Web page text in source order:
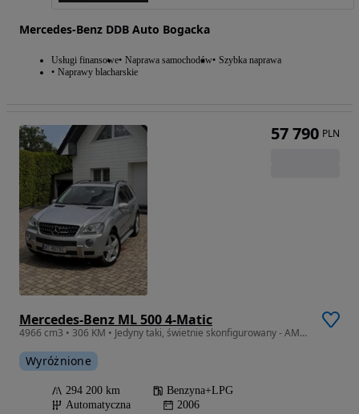
Mercedes-Benz DDB Auto Bogacka
Usługi finansowe Naprawa samochodów Szybka naprawa
Naprawy blacharskie
Mercedes-Benz ML 500 4-Matic
4966 cm3 • 306 KM • Jedyny taki, świetnie skonfigurowany - AMG, doinwestowany, OKAZJA!
Wyróżnione
294 200 km
Benzyna+LPG
Automatyczna
2006
57 790 PLN